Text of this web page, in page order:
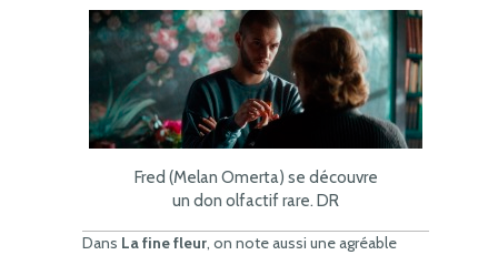
Fred (Melan Omerta) se découvre
un don olfactif rare. DR
Dans La fine fleur, on note aussi une agréable